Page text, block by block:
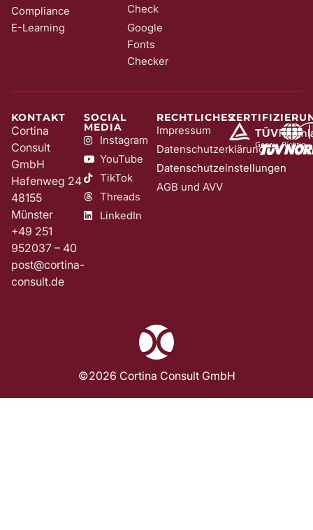
Compliance
E-Learning
Check
Google
Fonts
Checker
KONTAKT
Cortina
Consult
GmbH
Hafenweg 24
48155
Münster
+49 251
952037 – 40
post@cortina-
consult.de
SOCIAL
MEDIA
Instagram
YouTube
TikTok
Threads
LinkedIn
RECHTLICHES
Impressum
Datenschutzerklärung
Datenschutzeinstellungen
AGB und AVV
©2026 Cortina Consult GmbH